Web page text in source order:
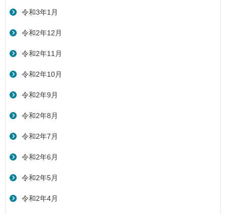
令和3年1月
令和2年12月
令和2年11月
令和2年10月
令和2年9月
令和2年8月
令和2年7月
令和2年6月
令和2年5月
令和2年4月